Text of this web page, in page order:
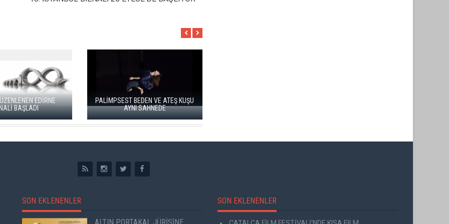
GENÇ SANATÇILAR İÇİN
BAŞVURULARI
BAŞLADI
EDİRNE BİENALİ “KÖPRÜLER”
TEMASIYLA 21 MAYIS’TA BAŞLIYOR
SON EKLENENLER SON EKLENENLER